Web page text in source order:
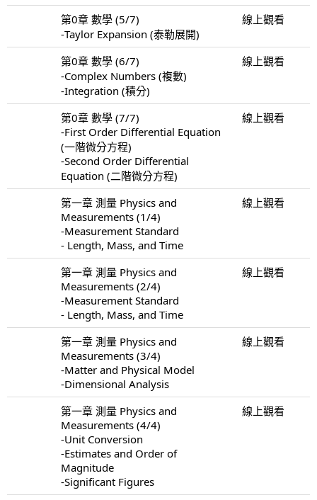
第0章 數學 (5/7)
-Taylor Expansion (泰勒展開)
線上觀看
第0章 數學 (6/7)
-Complex Numbers (複數)
-Integration (積分)
線上觀看
第0章 數學 (7/7)
-First Order Differential Equation
(一階微分方程)
-Second Order Differential
Equation (二階微分方程)
線上觀看
第一章 測量 Physics and
Measurements (1/4)
-Measurement Standard
- Length, Mass, and Time
線上觀看
第一章 測量 Physics and
Measurements (2/4)
-Measurement Standard
- Length, Mass, and Time
線上觀看
第一章 測量 Physics and
Measurements (3/4)
-Matter and Physical Model
-Dimensional Analysis
線上觀看
第一章 測量 Physics and
Measurements (4/4)
-Unit Conversion
-Estimates and Order of
Magnitude
-Significant Figures
線上觀看